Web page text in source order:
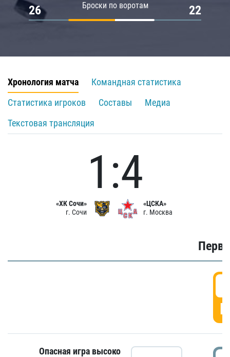
Броски по воротам
26 22
Хронология матча
Командная статистика
Статистика игроков
Составы
Медиа
Текстовая трансляция
«ХК Сочи»
г. Сочи
1:4
«ЦСКА»
г. Москва
Опасная игра высоко